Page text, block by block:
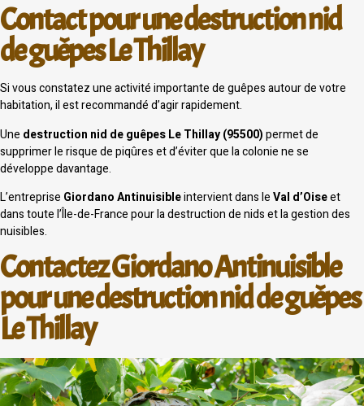
Contact pour une destruction nid
de guêpes Le Thillay
Si vous constatez une activité importante de guêpes autour de votre
habitation, il est recommandé d’agir rapidement.
Une destruction nid de guêpes Le Thillay (95500)permet de
supprimer le risque de piqûres et d’éviter que la colonie ne se
développe davantage.
L’entreprise Giordano Antinuisibleintervient dans leVal d’Oiseet
dans toute l’Île-de-France pour la destruction de nids et la gestion des
nuisibles.
Contactez Giordano Antinuisible
pour une destruction nid de guêpes
Le Thillay